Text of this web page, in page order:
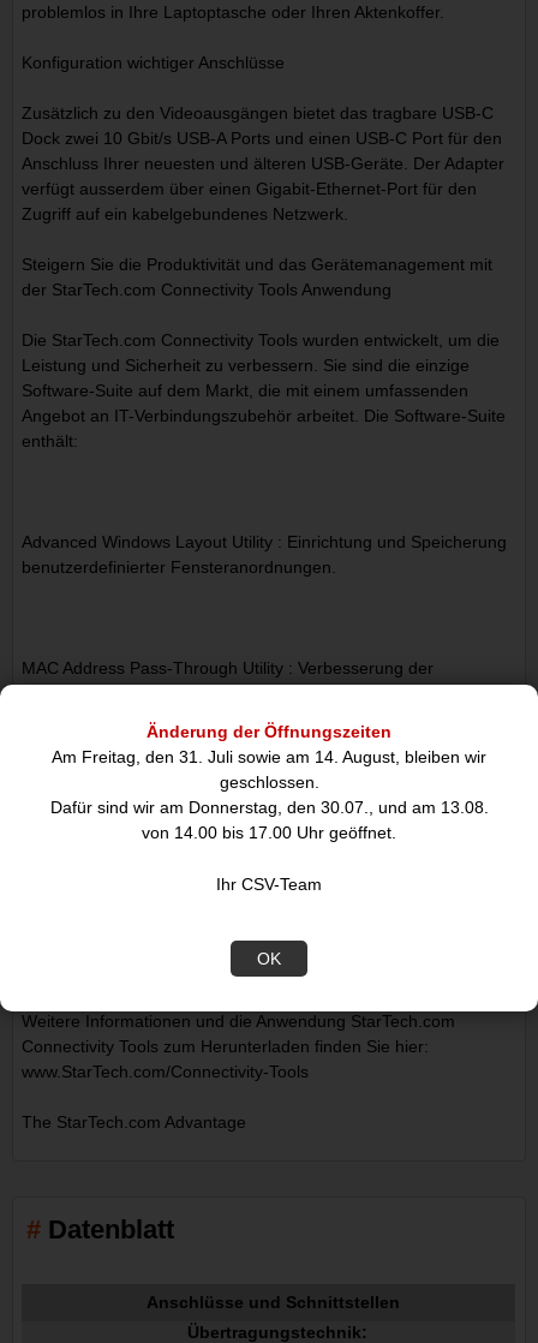
Änderung der Öffnungszeiten
Am Freitag, den 31. Juli sowie am 14. August, bleiben wir
geschlossen.
Dafür sind wir am Donnerstag, den 30.07., und am 13.08.
von 14.00 bis 17.00 Uhr geöffnet.
Ihr CSV-Team
OK
problemlos in Ihre Laptoptasche oder Ihren Aktenkoffer.
Konfiguration wichtiger Anschlüsse
Zusätzlich zu den Videoausgängen bietet das tragbare USB-C
Dock zwei 10 Gbit/s USB-A Ports und einen USB-C Port für den
Anschluss Ihrer neuesten und älteren USB-Geräte. Der Adapter
verfügt ausserdem über einen Gigabit-Ethernet-Port für den
Zugriff auf ein kabelgebundenes Netzwerk.
Steigern Sie die Produktivität und das Gerätemanagement mit
der StarTech.com Connectivity Tools Anwendung
Die StarTech.com Connectivity Tools wurden entwickelt, um die
Leistung und Sicherheit zu verbessern. Sie sind die einzige
Software-Suite auf dem Markt, die mit einem umfassenden
Angebot an IT-Verbindungszubehör arbeitet. Die Software-Suite
enthält:
Advanced Windows Layout Utility : Einrichtung und Speicherung
benutzerdefinierter Fensteranordnungen.
MAC Address Pass-Through Utility : Verbesserung der
USB Event Monitoring Utility : Verfolgung und Protokollierung
verbundener USB Geräte
Zugriff auf höhere Geschwindigkeiten im Netzwerk über ein
Weitere Informationen und die Anwendung StarTech.com
Connectivity Tools zum Herunterladen finden Sie hier:
www.StarTech.com/Connectivity-Tools
The StarTech.com Advantage
Datenblatt
Anschlüsse und Schnittstellen
Übertragungstechnik: